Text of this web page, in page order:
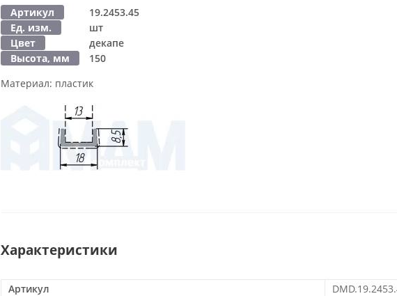
Артикул
19.2453.45
Ед. изм.
шт
Цвет
декапе
Высота, мм
150
Материал: пластик
Характеристики
Артикул